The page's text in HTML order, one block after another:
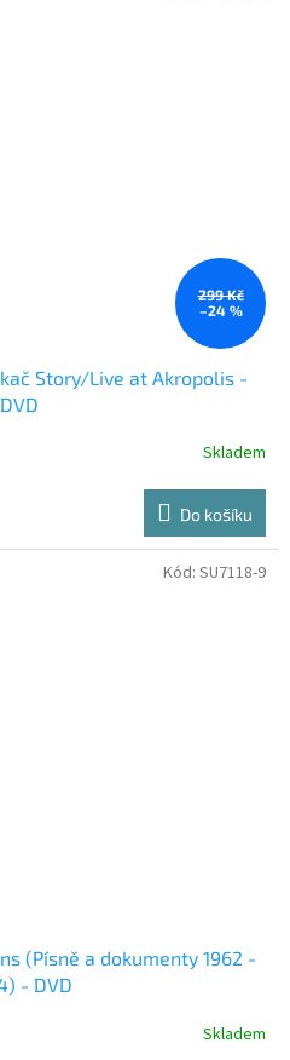
299 Kč
–24 %
Story/Live at Akropolis -
DVD
Skladem
Do košíku
(Písně a dokumenty 1962 -
- DVD
Skladem
Kód: SU7118-9